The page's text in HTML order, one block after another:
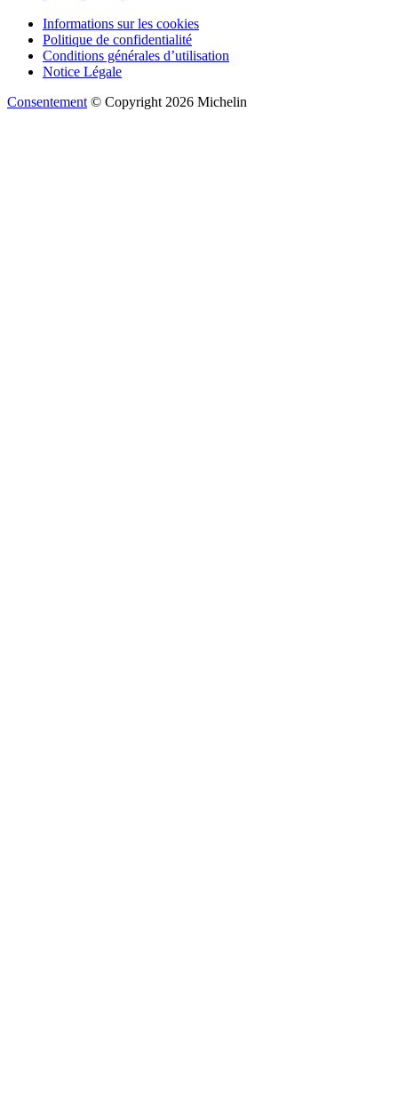
Informations sur les cookies
Politique de confidentialité
Conditions générales d’utilisation
Notice Légale
Consentement © Copyright 2026 Michelin